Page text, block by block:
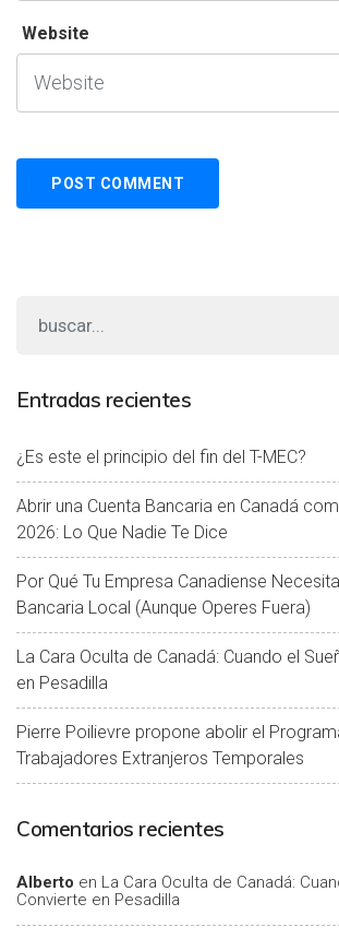
Website
Entradas recientes
¿Es este el principio del fin del T-MEC?
Abrir una Cuenta Bancaria en Canadá
2026: Lo Que Nadie Te Dice
Por Qué Tu Empresa Canadiense
Bancaria Local (Aunque Operes Fuera)
La Cara Oculta de Canadá: Cuando el
en Pesadilla
Pierre Poilievre propone abolir el
Trabajadores Extranjeros Temporales
Comentarios recientes
Alberto en La Cara Oculta de Canadá:
Convierte en Pesadilla